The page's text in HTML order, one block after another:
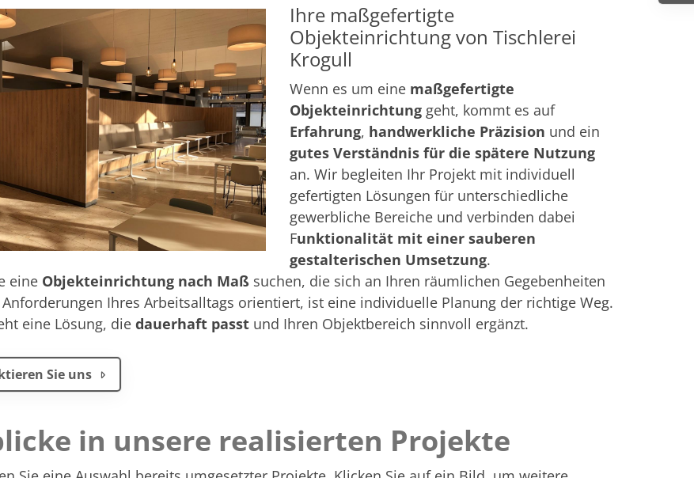
Ihre maßgefertigte
Objekteinrichtung von Tischlerei
Krogull
Wenn es um eine maßgefertigte
Objekteinrichtung geht, kommt es auf
Erfahrung, handwerkliche Präzision und ein
gutes Verständnis für die spätere Nutzung
an. Wir begleiten Ihr Projekt mit individuell
gefertigten Lösungen für unterschiedliche
gewerbliche Bereiche und verbinden dabei
Funktionalität mit einer sauberen
gestalterischen Umsetzung.
eine Objekteinrichtung nach Maß suchen, die sich an Ihren räumlichen Gegebenheiten
Ihres Arbeitsalltags orientiert, ist eine individuelle Planung der richtige Weg.
eine Lösung, die dauerhaft passtund Ihren Objektbereich sinnvoll ergänzt.
Sie uns
in unsere realisierten Projekte